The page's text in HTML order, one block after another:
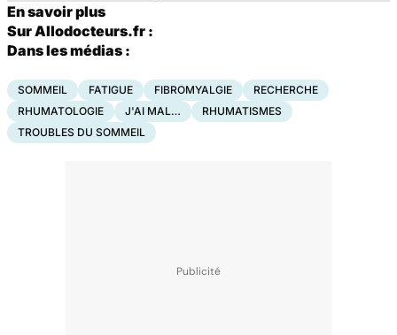
En savoir plus
Sur Allodocteurs.fr :
Dans les médias :
SOMMEIL FATIGUE FIBROMYALGIE
RECHERCHE
RHUMATOLOGIE
J'AI MAL…
RHUMATISMES
TROUBLES DU SOMMEIL